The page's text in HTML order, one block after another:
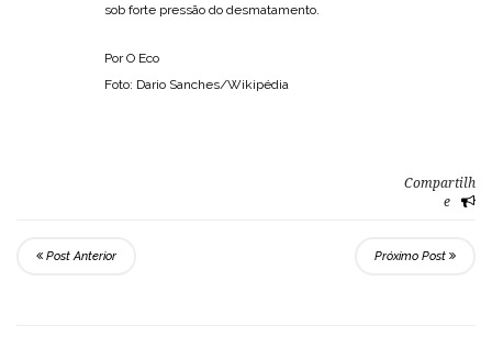
sob forte pressão do desmatamento.
Por O Eco
Foto: Dario Sanches/Wikipédia
Compartilh
e
Post Anterior Próximo Post